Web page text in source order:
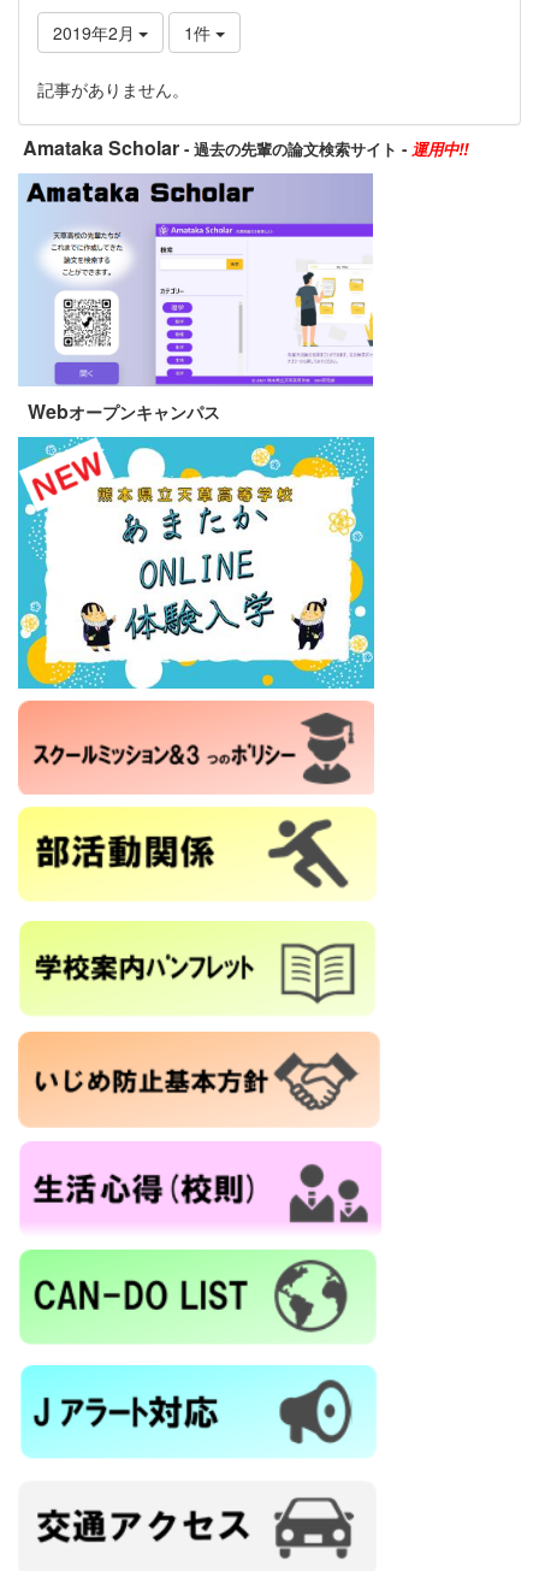
2019年2月 1件
記事がありません。
Amataka Scholar - 過去の先輩の論文検索サイト - 運用中!!
Webオープンキャンパス